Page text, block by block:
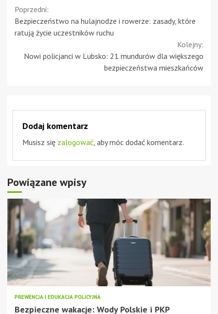
Continue
Reading
Poprzedni:
Bezpieczeństwo na hulajnodze i rowerze: zasady, które
ratują życie uczestników ruchu
Kolejny:
Nowi policjanci w Lubsko: 21 mundurów dla większego
bezpieczeństwa mieszkańców
Dodaj komentarz
Musisz się zalogować, aby móc dodać komentarz.
Powiązane wpisy
PREWENCJA I EDUKACJA POLICYJNA
Bezpieczne wakacje: Wody Polskie i PKP